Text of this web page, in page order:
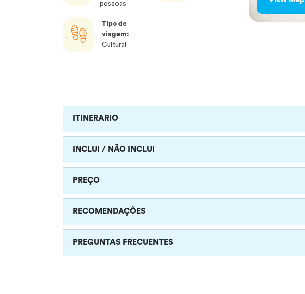
pessoas
Tipo de
viagem:
Cultural
ITINERARIO
INCLUI / NÃO INCLUI
PREÇO
RECOMENDAÇÕES
PREGUNTAS FRECUENTES